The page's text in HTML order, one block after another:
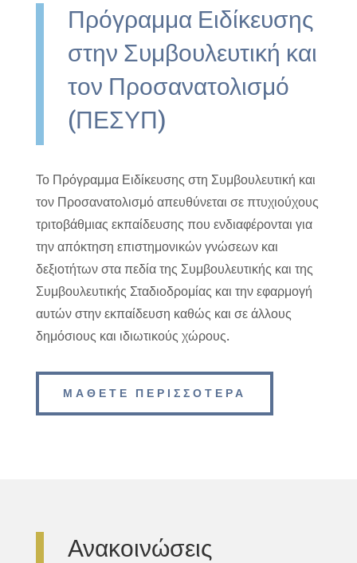
Πρόγραμμα Ειδίκευσης
στην Συμβουλευτική και
τον Προσανατολισμό
(ΠΕΣΥΠ)
Το Πρόγραμμα Ειδίκευσης στη Συμβουλευτική και
τον Προσανατολισμό απευθύνεται σε πτυχιούχους
τριτοβάθμιας εκπαίδευσης που ενδιαφέρονται για
την απόκτηση επιστημονικών γνώσεων και
δεξιοτήτων στα πεδία της Συμβουλευτικής και της
Συμβουλευτικής Σταδιοδρομίας και την εφαρμογή
αυτών στην εκπαίδευση καθώς και σε άλλους
δημόσιους και ιδιωτικούς χώρους.
ΜΑΘΕΤΕ ΠΕΡΙΣΣΟΤΕΡΑ
Ανακοινώσεις